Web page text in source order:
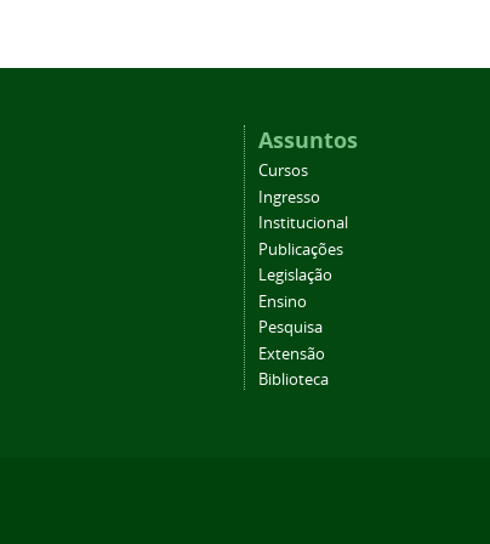
Assuntos
Cursos
Ingresso
Institucional
Publicações
Legislação
Ensino
Pesquisa
Extensão
Biblioteca